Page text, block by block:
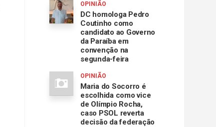
OPINIÃO
DC homologa Pedro
Coutinho como
candidato ao Governo
da Paraíba em
convenção na
segunda-feira
OPINIÃO
Maria do Socorro é
escolhida como vice
de Olímpio Rocha,
caso PSOL reverta
decisão da federação